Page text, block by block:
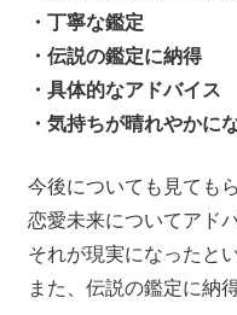
・丁寧な鑑定
・伝説の鑑定に納得
・具体的なアドバイス
・気持ちが晴れやかに
今後についても見ても
恋愛未来についてアド
それが現実になったと
また、伝説の鑑定に納